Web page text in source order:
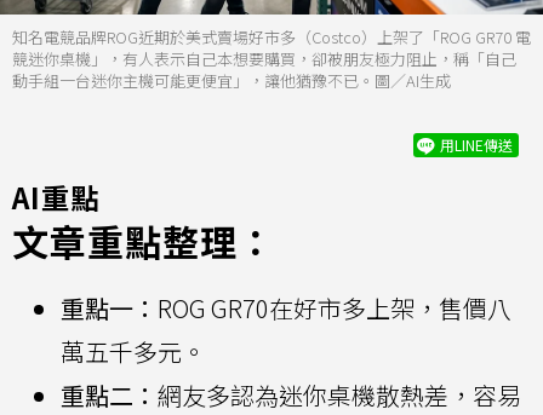
知名電競品牌ROG近期於美式賣場好市多（Costco）上架了「ROG GR70 電
競迷你桌機」，有人表示自己本想要購買，卻被朋友極力阻止，稱「自己
動手組一台迷你主機可能更便宜」，讓他猶豫不已。圖／AI生成
用LINE傳送
AI重點
文章重點整理：
重點一： ROG GR70在好市多上架，售價八
萬五千多元。
重點二： 網友多認為迷你桌機散熱差，容易